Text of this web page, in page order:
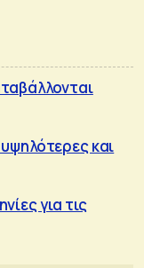
και
για τις